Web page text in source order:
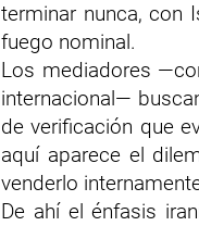
terminar nunca, con
fuego nominal.
Los mediadores
internacional—
de verificación que
aquí aparece el
venderlo
De ahí el énfasis